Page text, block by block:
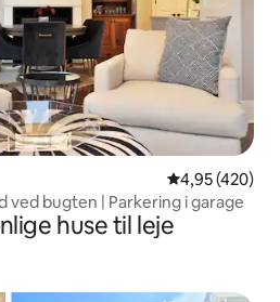
4,95 ud af 5 i
4,95 (420)
ved bugten | Parkering i garage
huse til leje